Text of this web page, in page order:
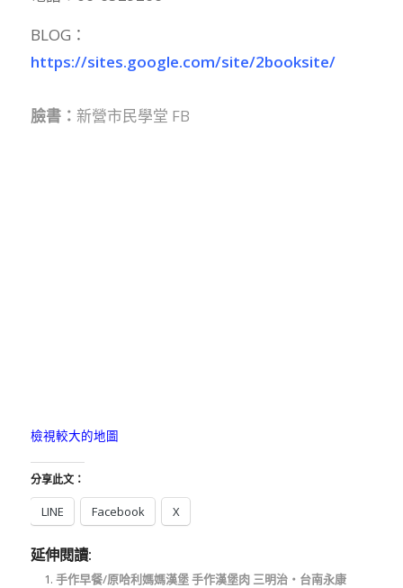
BLOG：
https://sites.google.com/site/2booksite/
臉書： 新營市民學堂 FB
檢視較大的地圖
分享此文：
LINE Facebook X
延伸閱讀:
手作早餐/原哈利媽媽漢堡 手作漢堡肉 三明治‧台南永康